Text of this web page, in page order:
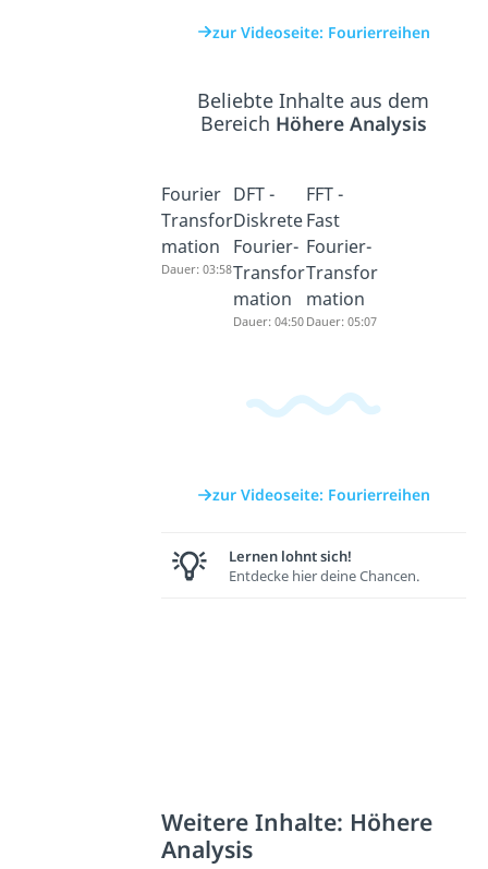
zur Videoseite: Fourierreihen
Beliebte Inhalte aus dem
Bereich Höhere Analysis
Fourier
Transfor
mation
Dauer: 03:58
DFT -
Diskrete
Fourier-
Transfor
mation
Dauer: 04:50
FFT -
Fast
Fourier-
Transfor
mation
Dauer: 05:07
zur Videoseite: Fourierreihen
Lernen lohnt sich!
Entdecke hier deine Chancen.
Weitere Inhalte: Höhere
Analysis